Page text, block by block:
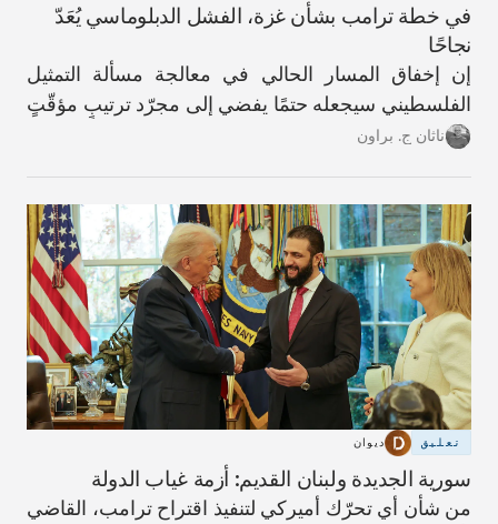
في خطة ترامب بشأن غزة، الفشل الدبلوماسي يُعَدّ
نجاحًا
إن إخفاق المسار الحالي في معالجة مسألة التمثيل
الفلسطيني سيجعله حتمًا يفضي إلى مجرّد ترتيبٍ مؤقّتٍ
آخر.ناثان ج. براون
تعليق ديوان
سورية الجديدة ولبنان القديم: أزمة غياب الدولة
من شأن أي تحرّك أميركي لتنفيذ اقتراح ترامب، القاضي